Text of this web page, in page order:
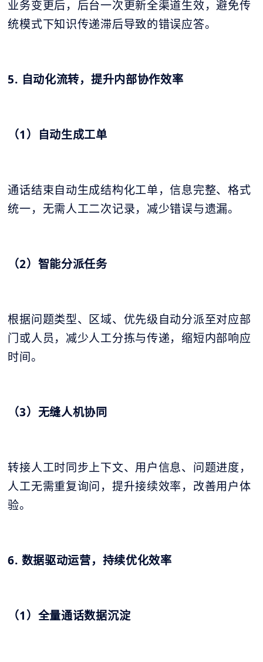
业务变更后，后台一次更新全渠道生效，避免传
统模式下知识传递滞后导致的错误应答。
5. 自动化流转，提升内部协作效率
（1）自动生成工单
通话结束自动生成结构化工单，信息完整、格式
统一，无需人工二次记录，减少错误与遗漏。
（2）智能分派任务
根据问题类型、区域、优先级自动分派至对应部
门或人员，减少人工分拣与传递，缩短内部响应
时间。
（3）无缝人机协同
转接人工时同步上下文、用户信息、问题进度，
人工无需重复询问，提升接续效率，改善用户体
验。
6. 数据驱动运营，持续优化效率
（1）全量通话数据沉淀